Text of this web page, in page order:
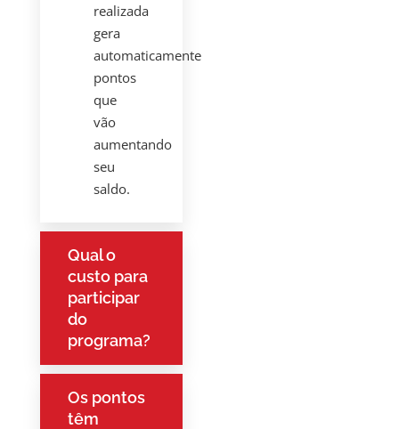
realizada
gera
automaticamente
pontos
que
vão
aumentando
seu
saldo.
Qual o
custo para
participar
do
programa?
Os pontos
têm